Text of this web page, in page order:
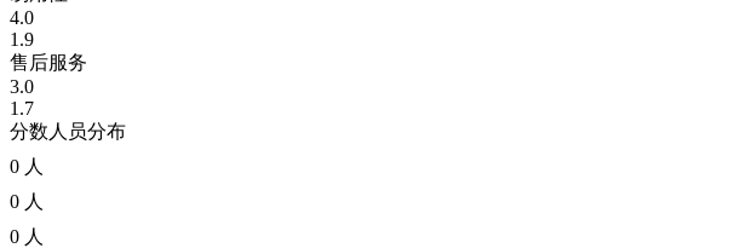
4.0
1.9
售后服务
3.0
1.7
分数人员分布
0 人
0 人
0 人